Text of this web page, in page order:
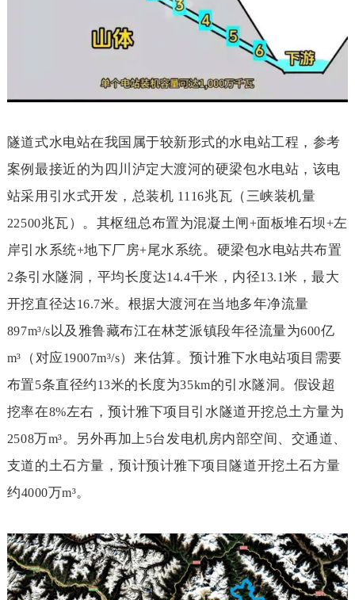
隧道式水电站在我国属于较新形式的水电站工程，参考
案例最接近的为四川泸定大渡河的硬梁包水电站，该电
站采用引水式开发，总装机 1116兆瓦（三峡装机量
22500兆瓦）。其枢纽总布置为混凝土闸+面板堆石坝+左
岸引水系统+地下厂房+尾水系统。硬梁包水电站共布置
2条引水隧洞，平均长度达14.4千米，内径13.1米，最大
开挖直径达16.7米。根据大渡河在当地多年净流量
897m³/s以及雅鲁藏布江在林芝派镇段年径流量为600亿
m³ （对应19007m³/s）来估算。预计雅下水电站项目需要
布置5条直径约13米的长度为35km的引水隧洞。假设超
挖率在8%左右，预计雅下项目引水隧道开挖总土方量为
2508万m³。另外再加上5台发电机房内部空间、交通道、
支道的土石方量，预计预计雅下项目隧道开挖土石方量
约4000万m³。